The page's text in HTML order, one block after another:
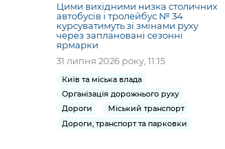
Цими вихідними низка столичних
автобусів і тролейбус № 34
курсуватимуть зі змінами руху
через заплановані сезонні
ярмарки
31 липня 2026 року, 11:15
Київ та міська влада
Організація дорожнього руху
Дороги
Міський транспорт
Дороги, транспорт та парковки